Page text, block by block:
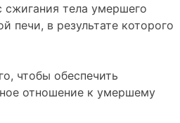
сжигания тела умершего
печи, в результате которого
чтобы обеспечить
отношение к умершему